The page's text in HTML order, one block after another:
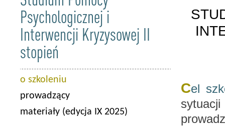
Psychologicznej i
Interwencji Kryzysowej II
stopień
o szkoleniu
prowadzący
materiały (edycja IX 2025)
Cel